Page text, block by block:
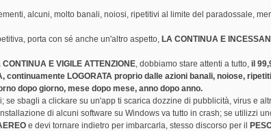
alcuni, molto banali, noiosi, ripetitivi al limite del paradossale,
porta con sé anche un'altro aspetto, LA CONTINUA E
CONTINUA E VIGILE ATTENZIONE, dobbiamo stare attenti a tutto, il
continuamente LOGORATA proprio dalle azioni banali, noiose,
dopo giorno, mese dopo mese, anno dopo anno.
sbagli a clickare su un'app ti scarica dozzine di pubblicità, virus e
di alcuni software su Windows va tutto in crash; se utilizzi
e devi tornare indietro per imbarcarla, stesso discorso per il